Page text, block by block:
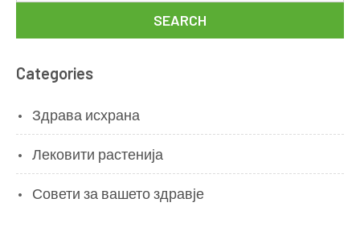
Categories
Здрава исхрана
Лековити растенија
Совети за вашето здравје